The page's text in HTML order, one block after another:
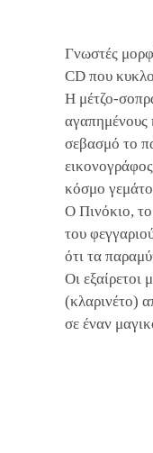
Γνωστές
CD που
Η μέτζο-
αγαπημένους
σεβασμό το
κόσμο
Ο Πινόκιο,
του
ότι τα
Οι
(κλαρινέτο)
σε έναν